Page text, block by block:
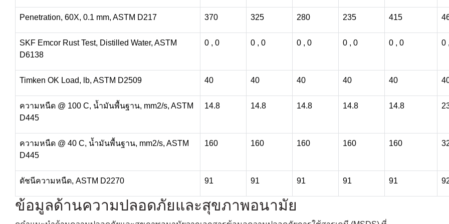
Penetration, 60X, 0.1 mm, ASTM D217 370 325 280 235 415
SKF Emcor Rust Test, Distilled Water, ASTM
D6138
0 , 0 0 , 0 0 , 0 0 , 0 0 , 0 0
Timken OK Load, lb, ASTM D2509 40 40 40 40 40
ความหนืด @ 100 C, น้ำมันพื้นฐาน, mm2/s, ASTM
D445
14.8 14.8 14.8 14.8 14.8
ความหนืด @ 40 C, น้ำมันพื้นฐาน, mm2/s, ASTM
D445
160 160 160 160 160
ดัชนีความหนืด, ASTM D2270 91 91 91 91 91
ข้อมูลด้านความปลอดภัยและสุขภาพอนามัย